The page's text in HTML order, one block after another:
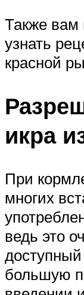
Также вам
узнать
красной
икра
При
многих
ведь это
большую